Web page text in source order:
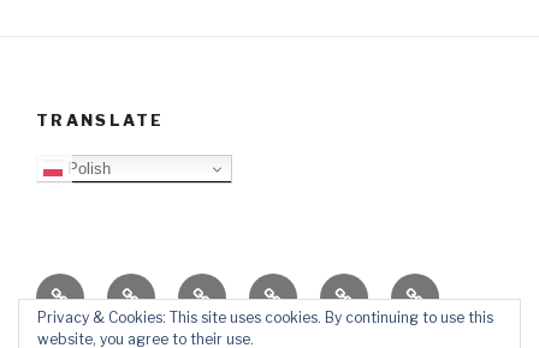
TRANSLATE
Polish
O
blogu
Top
Lista
Ewangelizacja
Father
Daniel
Video
Blog
PB
Privacy & Cookies: This site uses cookies. By continuing to use this
website, you agree to their use.